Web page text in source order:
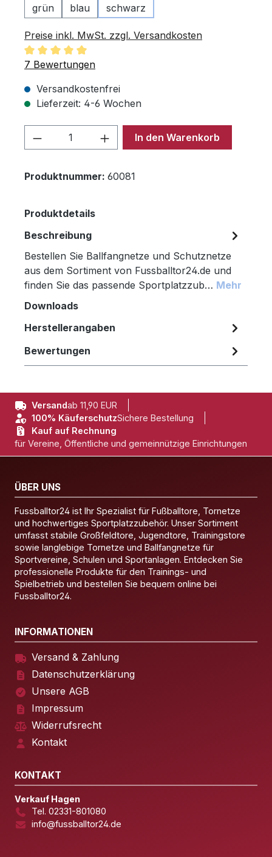
grün
blau schwarz
Preise inkl. MwSt. zzgl. Versandkosten
Durchschnittliche Bewertung von 5 von 5 Sternen
7 Bewertungen
Versandkostenfrei
Lieferzeit: 4-6 Wochen
Produkt Anzahl: Gib den
In den Warenkorb
Produktnummer: 60081
Produktdetails
Beschreibung
Bestellen Sie Ballfangnetze und Schutznetze
aus dem Sortiment von Fussballtor24.de und
finden Sie das passende Sportplatzzub… Mehr
Downloads
Herstellerangaben
Bewertungen
Versandab 11,90 EUR
100% KäuferschutzSichere Bestellung
Kauf auf Rechnung
für Vereine, Öffentliche und gemeinnützige Einrichtungen
ÜBER UNS
Fussballtor24 ist Ihr Spezialist für Fußballtore, Tornetze
und hochwertiges Sportplatzzubehör. Unser Sortiment
umfasst stabile Großfeldtore, Jugendtore, Trainingstore
sowie langlebige Tornetze und Ballfangnetze für
Sportvereine, Schulen und Sportanlagen. Entdecken Sie
professionelle Produkte für den Trainings- und
Spielbetrieb und bestellen Sie bequem online bei
Fussballtor24.
INFORMATIONEN
Versand & Zahlung
Datenschutzerklärung
Unsere AGB
Impressum
Widerrufsrecht
Kontakt
KONTAKT
Verkauf Hagen
Tel. 02331-801080
info@fussballtor24.de